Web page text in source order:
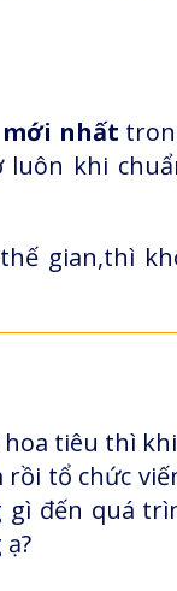
nhất
luôn khi
gian,thì
tiêu thì
tổ chức
đến quá